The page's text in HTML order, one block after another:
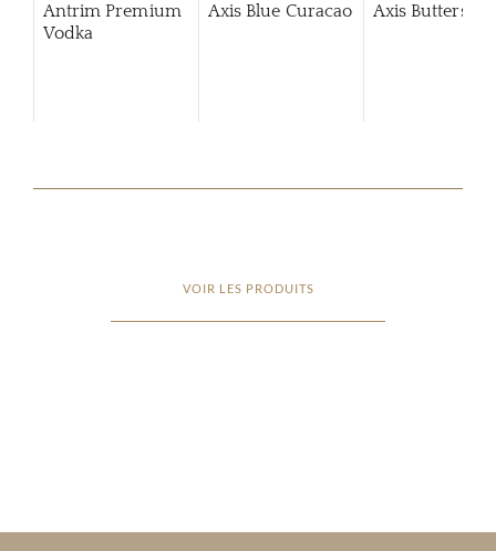
Antrim Premium
Vodka
Axis Blue Curacao Axis
VOIR LES PRODUITS